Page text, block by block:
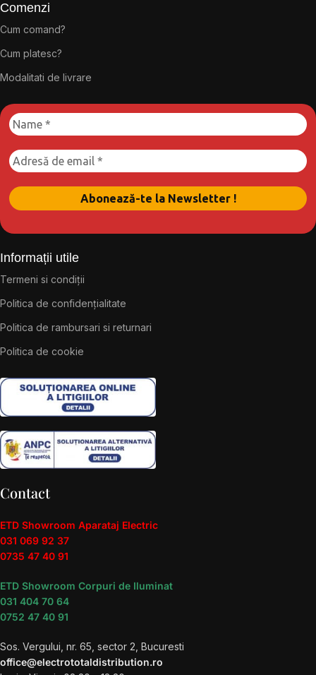
Comenzi
Cum comand?
Cum platesc?
Modalitati de livrare
Informații utile
Termeni si condiții
Politica de confidențialitate
Politica de rambursari si returnari
Politica de cookie
Contact
ETD Showroom Aparataj Electric
031 069 92 37
0735 47 40 91
ETD Showroom Corpuri de Iluminat
031 404 70 64
0752 47 40 91
Sos. Vergului, nr. 65, sector 2, Bucuresti
office@electrototaldistribution.ro